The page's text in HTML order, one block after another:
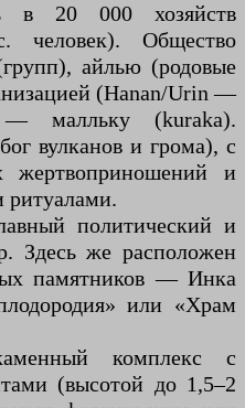
в 20 000 хозяйств
человек). Общество
айлью (родовые
(Hanan/Urin —
— малльку (kuraka).
вулканов и грома), с
жертвоприношений и
политический и
Здесь же расположен
памятников — Инка
или «Храм
комплекс с
(высотой до 1,5–2